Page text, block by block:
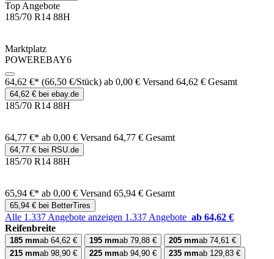
Top Angebote
185/70 R14 88H
Marktplatz
POWEREBAY6
64,62 €* (66,50 €/Stück) ab 0,00 € Versand 64,62 € Gesamt
64,62 € bei ebay.de
185/70 R14 88H
64,77 €* ab 0,00 € Versand 64,77 € Gesamt
64,77 € bei RSU.de
185/70 R14 88H
65,94 €* ab 0,00 € Versand 65,94 € Gesamt
65,94 € bei BetterTires
Alle 1.337 Angebote anzeigen 1.337 Angebote ab 64,62 €
Reifenbreite
185 mmab 64,62 € 195 mmab 79,88 € 205 mmab 74,61 €
215 mmab 98,90 € 225 mmab 94,90 € 235 mmab 129,83 €